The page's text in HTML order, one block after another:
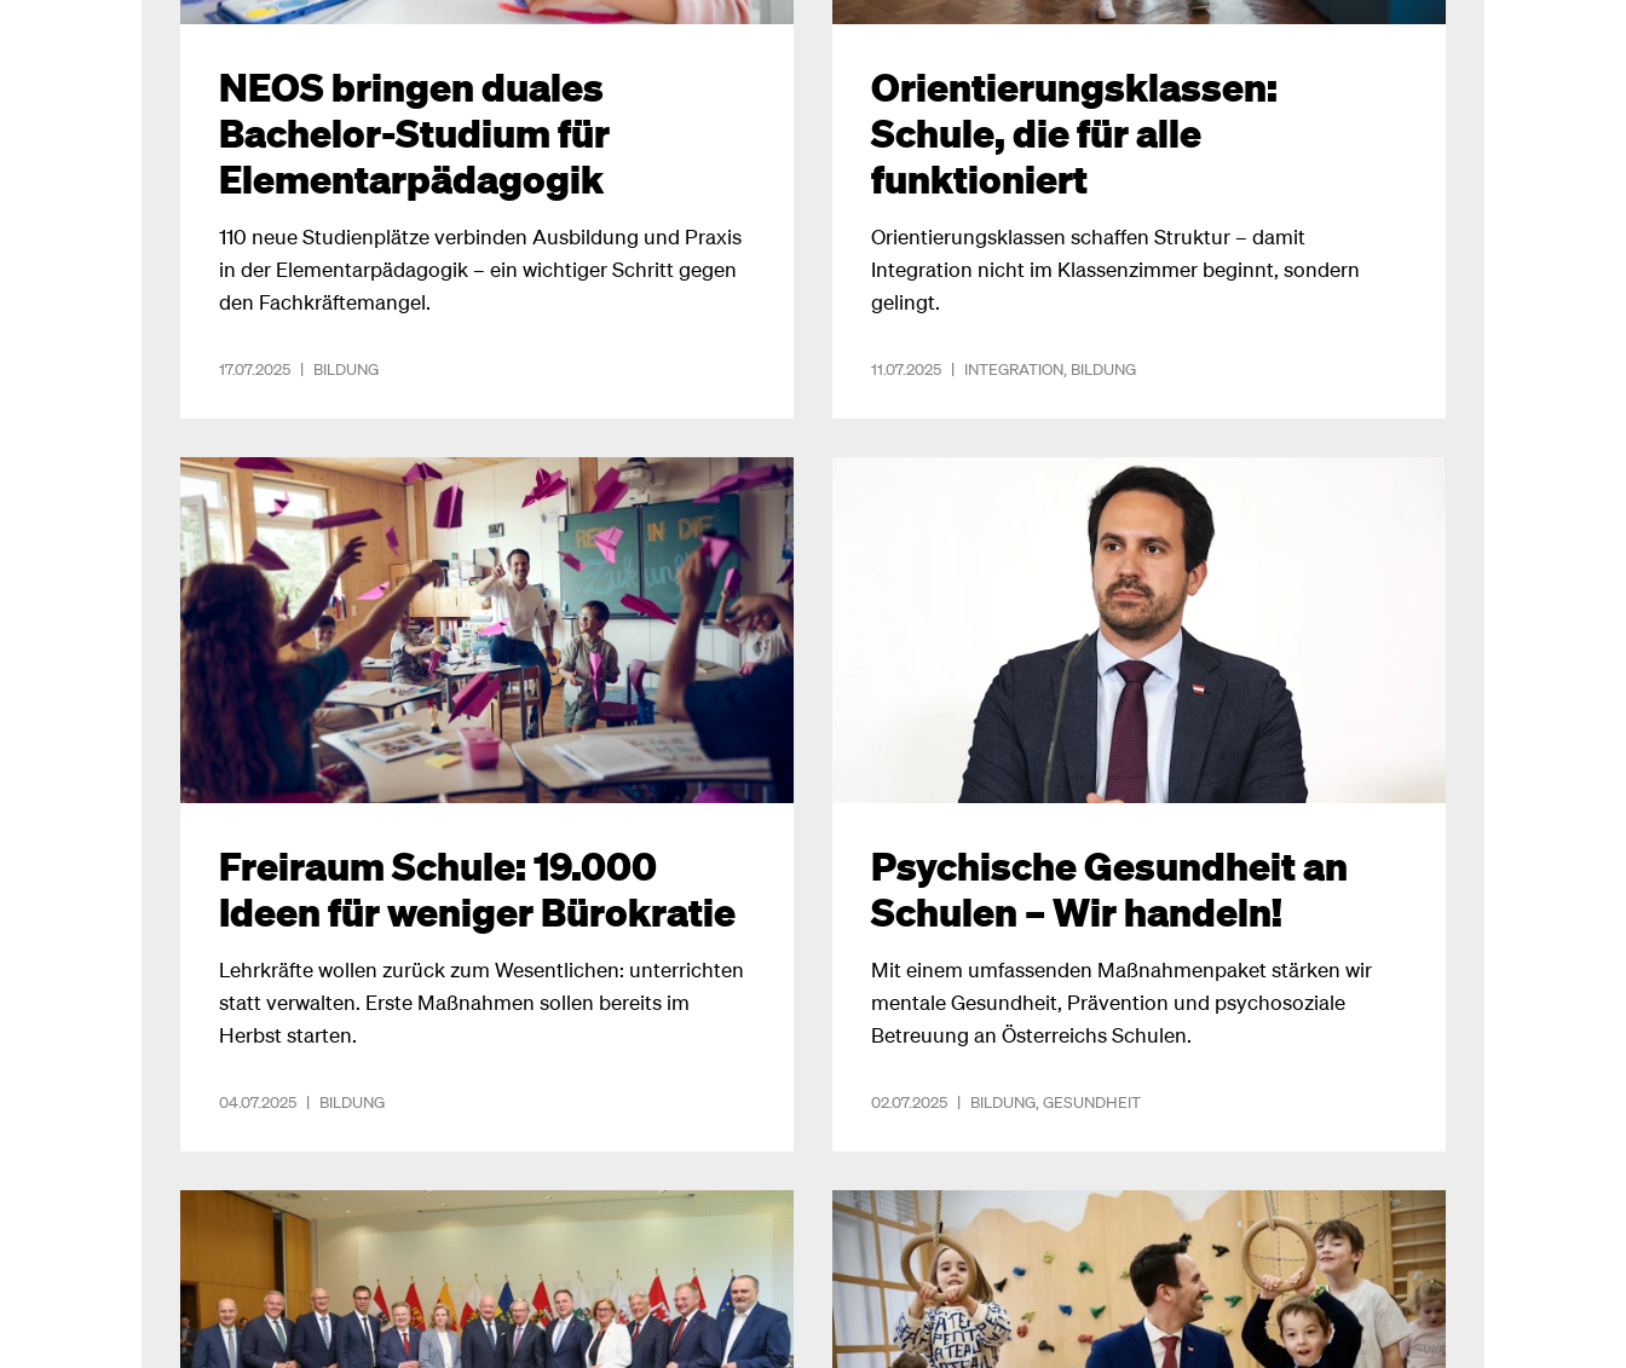
NEOS bringen duales
Bachelor-Studium für
Elementarpädagogik
110 neue Studienplätze verbinden Ausbildung und Praxis
in der Elementarpädagogik – ein wichtiger Schritt gegen
den Fachkräftemangel.
17.07.2025 | BILDUNG
Orientierungsklassen:
Schule, die für alle
funktioniert
Orientierungsklassen schaffen Struktur – damit
Integration nicht im Klassenzimmer beginnt, sondern
gelingt.
11.07.2025 | INTEGRATION BILDUNG
Freiraum Schule: 19.000
Ideen für weniger Bürokratie
Lehrkräfte wollen zurück zum Wesentlichen: unterrichten
statt verwalten. Erste Maßnahmen sollen bereits im
Herbst starten.
04.07.2025 | BILDUNG
Psychische Gesundheit an
Schulen – Wir handeln!
Mit einem umfassenden Maßnahmenpaket stärken wir
mentale Gesundheit, Prävention und psychosoziale
Betreuung an Österreichs Schulen.
02.07.2025 | BILDUNG GESUNDHEIT